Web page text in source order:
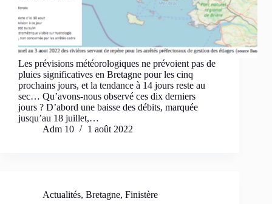
Les prévisions météorologiques ne prévoient pas de
pluies significatives en Bretagne pour les cinq
prochains jours, et la tendance à 14 jours reste au
sec… Qu’avons-nous observé ces dix derniers
jours ? D’abord une baisse des débits, marquée
jusqu’au 18 juillet,…
Adm 10
1 août 2022
Actualités, Bretagne, Finistère